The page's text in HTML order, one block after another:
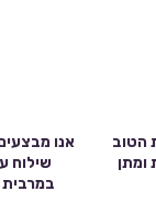
הטוב
ומתן
אנו